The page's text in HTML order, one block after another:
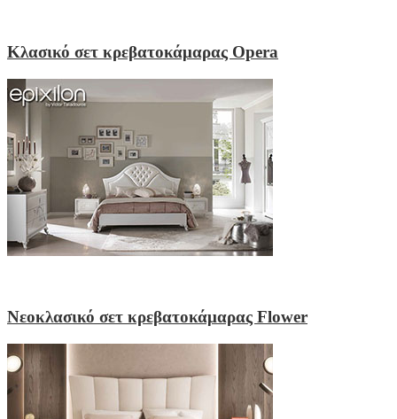
Κλασικό σετ κρεβατοκάμαρας Opera
Νεοκλασικό σετ κρεβατοκάμαρας Flower